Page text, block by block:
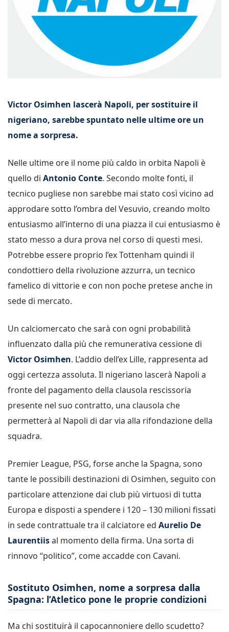
Victor Osimhen lascerà Napoli, per sostituire il
nigeriano, sarebbe spuntato nelle ultime ore un
nome a sorpresa.
Nelle ultime ore il nome più caldo in orbita Napoli è
quello di Antonio Conte. Secondo molte fonti, il
tecnico pugliese non sarebbe mai stato così vicino ad
approdare sotto l’ombra del Vesuvio, creando molto
entusiasmo all’interno di una piazza il cui entusiasmo è
stato messo a dura prova nel corso di questi mesi.
Potrebbe essere proprio l’ex Tottenham quindi il
condottiero della rivoluzione azzurra, un tecnico
famelico di vittorie e con non poche pretese anche in
sede di mercato.
Un calciomercato che sarà con ogni probabilità
influenzato dalla più che remunerativa cessione di
Victor Osimhen. L’addio dell’ex Lille, rappresenta ad
oggi certezza assoluta. Il nigeriano lascerà Napoli a
fronte del pagamento della clausola rescissoria
presente nel suo contratto, una clausola che
permetterà al Napoli di dar via alla rifondazione della
squadra.
Premier League, PSG, forse anche la Spagna, sono
tante le possibili destinazioni di Osimhen, seguito con
particolare attenzione dai club più virtuosi di tutta
Europa e disposti a spendere i 120 – 130 milioni fissati
in sede contrattuale tra il calciatore ed Aurelio De
Laurentiisal momento della firma. Una sorta di
rinnovo “politico”, come accadde con Cavani.
Sostituto Osimhen, nome a sorpresa dalla
Spagna: l’Atletico pone le proprie condizioni
Ma chi sostituirà il capocannoniere dello scudetto?